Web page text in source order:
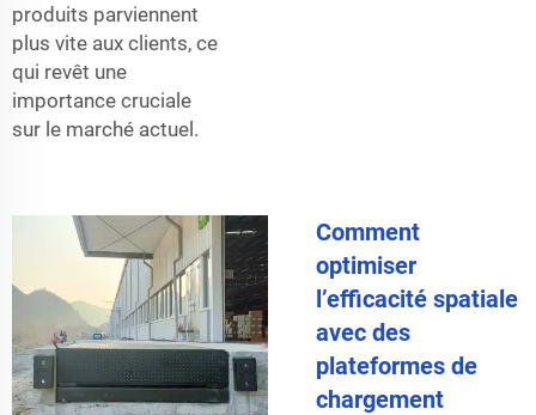
produits parviennent
plus vite aux clients, ce
qui revêt une
importance cruciale
sur le marché actuel.
Comment
optimiser
l’efficacité spatiale
avec des
plateformes de
chargement